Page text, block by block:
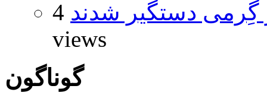
دستگیر شدند 4
views
گوناگون